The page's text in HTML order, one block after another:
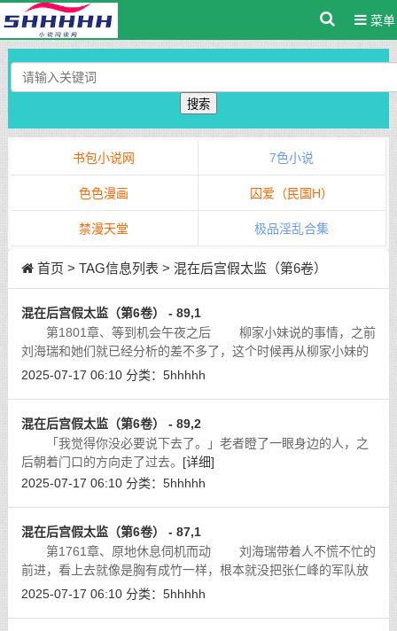
菜单
搜索
书包小说网 7色小说
色色漫画 囚爱（民国H）
禁漫天堂 极品淫乱合集
首页 > TAG信息列表 > 混在后宫假太监（第6卷）
混在后宫假太监（第6卷） - 89,1
第1801章、等到机会午夜之后 柳家小妹说的事情，之前
刘海瑞和她们就已经分析的差不多了，这个时候再从柳家小妹的
嘴里说出来，完全可以肯定这蛋疼小说些天赋神兵会带到那个岛
2025-07-17 06:10 分类： 5hhhhh
混在后宫假太监（第6卷） - 89,2
「我觉得你没必要说下去了。」老者瞪了一眼身边的人，之
后朝着门口的方向走了过去。 [详细]
2025-07-17 06:10 分类： 5hhhhh
混在后宫假太监（第6卷） - 87,1
第1761章、原地休息伺机而动 刘海瑞带着人不慌不忙的
前进，看上去就像是胸有成竹一样，根本就没把张仁峰的军队放
在眼里。 [详细]
2025-07-17 06:10 分类： 5hhhhh